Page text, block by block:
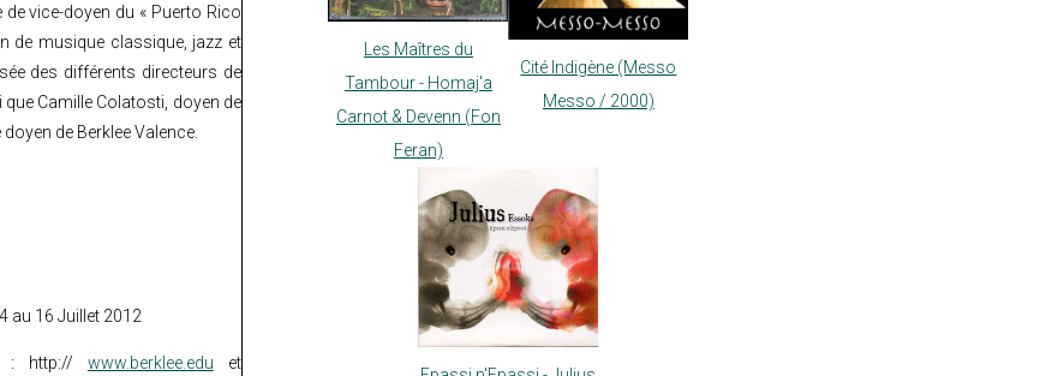
vice-doyen du « Puerto Rico
de musique classique, jazz et
des différents directeurs de
Camille Colatosti, doyen de
de Berklee Valence.
au 16 Juillet 2012
: http:// www.berklee.edu et
Les Maîtres du
Tambour - Homaj'a
Carnot & Devenn (Fon
Feran)
Cité Indigène (Messo
Messo / 2000)